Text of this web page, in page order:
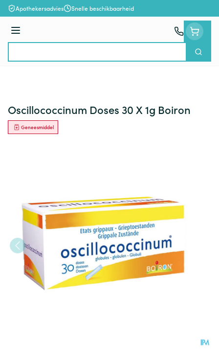
Ga naar de inhoud
Apothekersadvies Snelle beschikbaarheid
Menu
Zoek
Oscillococcinum Doses 30 X 1g Boiron
Geneesmiddel